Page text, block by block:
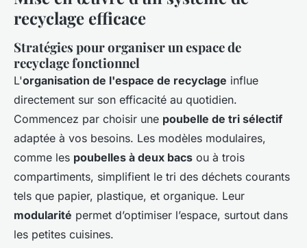
recyclage efficace
Stratégies pour organiser un espace de
recyclage fonctionnel
L'organisation de l'espace de recyclage influe
directement sur son efficacité au quotidien.
Commencez par choisir une poubelle de tri sélectif
adaptée à vos besoins. Les modèles modulaires,
comme les poubelles à deux bacs ou à trois
compartiments, simplifient le tri des déchets courants
tels que papier, plastique, et organique. Leur
modularité permet d’optimiser l’espace, surtout dans
les petites cuisines.